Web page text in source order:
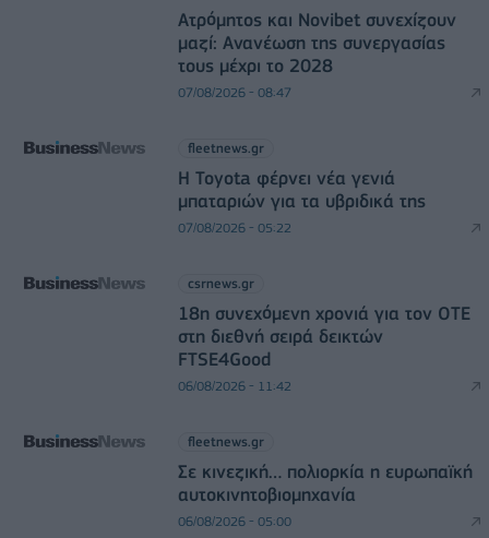
Ατρόμητος και Novibet συνεχίζουν
μαζί: Ανανέωση της συνεργασίας
τους μέχρι το 2028
07/08/2026 - 08:47
fleetnews.gr
Η Toyota φέρνει νέα γενιά
μπαταριών για τα υβριδικά της
07/08/2026 - 05:22
csrnews.gr
18η συνεχόμενη χρονιά για τον ΟΤΕ
στη διεθνή σειρά δεικτών
FTSE4Good
06/08/2026 - 11:42
fleetnews.gr
Σε κινεζική… πολιορκία η ευρωπαϊκή
αυτοκινητοβιομηχανία
06/08/2026 - 05:00